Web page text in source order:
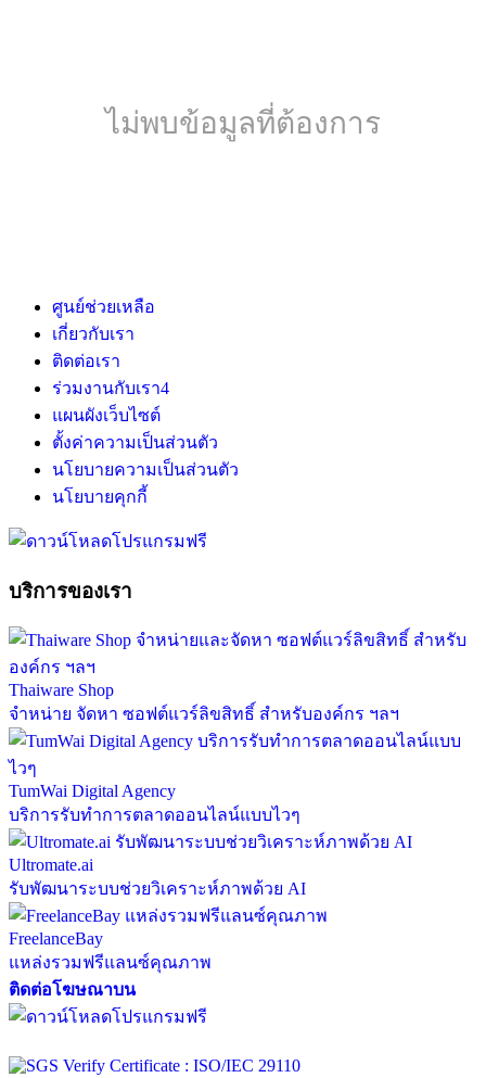
ไม่พบข้อมูลที่ต้องการ
ศูนย์ช่วยเหลือ
เกี่ยวกับเรา
ติดต่อเรา
ร่วมงานกับเรา4
แผนผังเว็บไซต์
ตั้งค่าความเป็นส่วนตัว
นโยบายความเป็นส่วนตัว
นโยบายคุกกี้
บริการของเรา
Thaiware Shop
จำหน่าย จัดหา ซอฟต์แวร์ลิขสิทธิ์ สำหรับองค์กร ฯลฯ
TumWai Digital Agency
บริการรับทำการตลาดออนไลน์แบบไวๆ
Ultromate.ai
รับพัฒนาระบบช่วยวิเคราะห์ภาพด้วย AI
FreelanceBay
แหล่งรวมฟรีแลนซ์คุณภาพ
ติดต่อโฆษณาบน